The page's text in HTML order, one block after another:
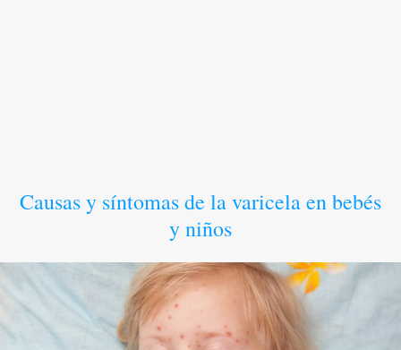
Causas y síntomas de la varicela en bebés
y niños